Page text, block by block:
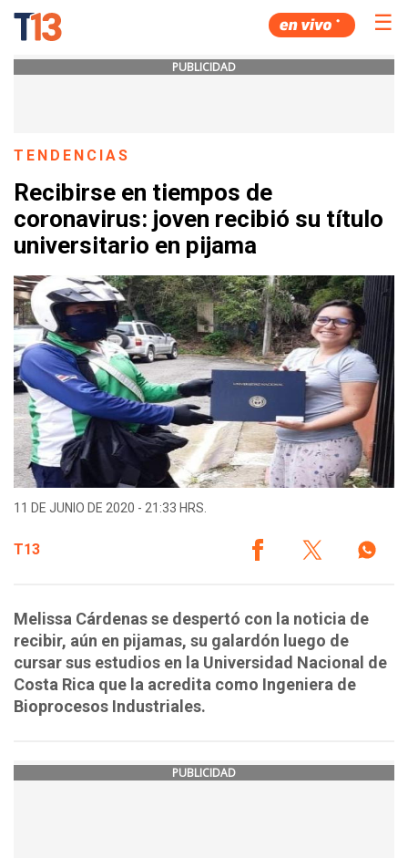
☰
PUBLICIDAD
TENDENCIAS
Recibirse en tiempos de
coronavirus: joven recibió su título
universitario en pijama
11 DE JUNIO DE 2020 - 21:33 HRS.
T13
Melissa Cárdenas se despertó con la noticia de
recibir, aún en pijamas, su galardón luego de
cursar sus estudios en la Universidad Nacional de
Costa Rica que la acredita como Ingeniera de
Bioprocesos Industriales.
PUBLICIDAD